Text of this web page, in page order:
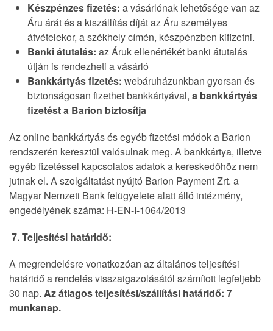
Készpénzes fizetés: a vásárlónak lehetősége van az
Áru árát és a kiszállítás díját az Áru személyes
átvételekor, a székhely címén, készpénzben kifizetni.
Banki átutalás: az Áruk ellenértékét banki átutalás
útján is rendezheti a vásárló
Bankkártyás fizetés: webáruházunkban gyorsan és
biztonságosan fizethet bankkártyával, a bankkártyás
fizetést a Barion biztosítja
Az online bankkártyás és egyéb fizetési módok a Barion
rendszerén keresztül valósulnak meg. A bankkártya, illetve
egyéb fizetéssel kapcsolatos adatok a kereskedőhöz nem
jutnak el. A szolgáltatást nyújtó Barion Payment Zrt. a
Magyar Nemzeti Bank felügyelete alatt álló intézmény,
engedélyének száma: H-EN-I-1064/2013
7. Teljesítési határidő:
A megrendelésre vonatkozóan az általános teljesítési
határidő a rendelés visszaigazolásától számított legfeljebb
30 nap. Az átlagos teljesítési/szállítási határidő: 7
munkanap.